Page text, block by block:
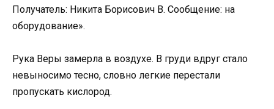
Получатель: Никита Борисович В. Сообщение: на
оборудование».
Рука Веры замерла в воздухе. В груди вдруг стало
невыносимо тесно, словно легкие перестали
пропускать кислород.